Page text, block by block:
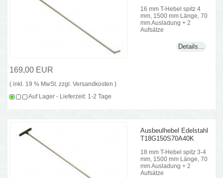
16 mm T-Hebel spitz 4
mm, 1500 mm Länge, 70
mm Ausladung + 2
Aufsätze
Details...
169,00 EUR
( inkl. 19 % MwSt. zzgl.Versandkosten )
Auf Lager - Lieferzeit: 1-2 Tage
Ausbeulhebel Edelstahl
T18G150S70A40K
18 mm T-Hebel spitz 3-4
mm, 1500 mm Länge, 70
mm Ausladung + 2
Aufsätze